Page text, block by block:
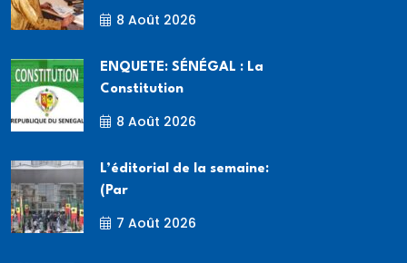
8 Août 2026
ENQUETE: SÉNÉGAL : La
Constitution
8 Août 2026
L’éditorial de la semaine:
(Par
7 Août 2026